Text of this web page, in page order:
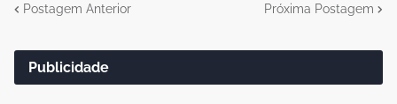
Postagem Anterior Próxima Postagem
Publicidade